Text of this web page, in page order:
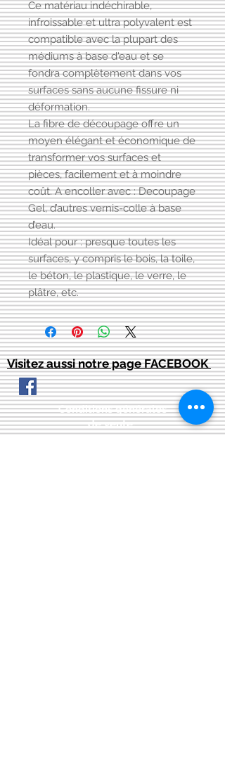
Ce matériau indéchirable,
infroissable et ultra polyvalent est
compatible avec la plupart des
médiums à base d'eau et se
fondra complètement dans vos
surfaces sans aucune fissure ni
déformation.
La fibre de découpage offre un
moyen élégant et économique de
transformer vos surfaces et
pièces, facilement et à moindre
coût. A encoller avec : Decoupage
Gel, d’autres vernis-colle à base
d’eau.
Idéal pour : presque toutes les
surfaces, y compris le bois, la toile,
le béton, le plastique, le verre, le
plâtre, etc.
Visitez aussi notre page FACEBOOK
Conditions générales
de vente::